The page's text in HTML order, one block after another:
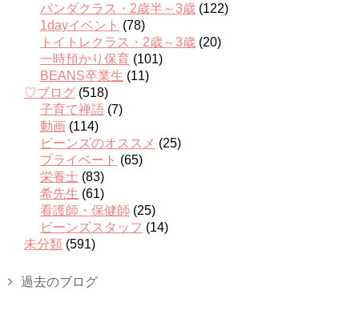
パンダクラス・2歳半～3歳 (122)
1dayイベント (78)
トイトレクラス・2歳～3歳 (20)
一時預かり保育 (101)
BEANS卒業生 (11)
♡ブログ (518)
子育て禅語 (7)
動画 (114)
ビーンズのオススメ (25)
プライベート (65)
栄養士 (83)
希先生 (61)
看護師・保健師 (25)
ビーンズスタッフ (14)
未分類 (591)
過去のブログ